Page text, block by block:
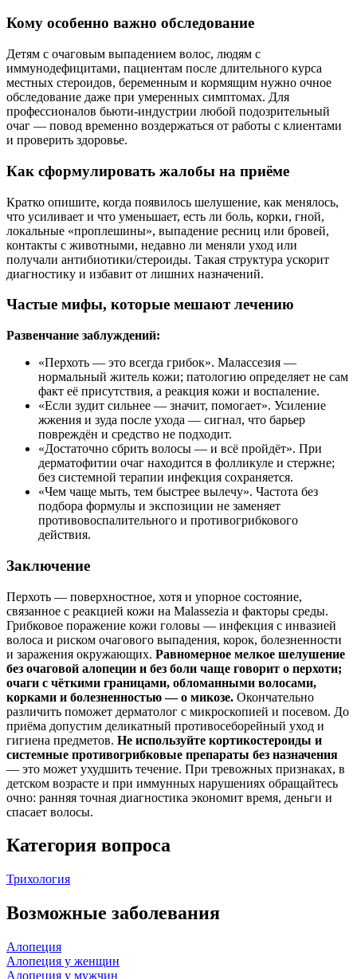
Кому особенно важно обследование
Детям с очаговым выпадением волос, людям с
иммунодефицитами, пациентам после длительного курса
местных стероидов, беременным и кормящим нужно очное
обследование даже при умеренных симптомах. Для
профессионалов бьюти-индустрии любой подозрительный
очаг — повод временно воздержаться от работы с клиентами
и проверить здоровье.
Как сформулировать жалобы на приёме
Кратко опишите, когда появилось шелушение, как менялось,
что усиливает и что уменьшает, есть ли боль, корки, гной,
локальные «проплешины», выпадение ресниц или бровей,
контакты с животными, недавно ли меняли уход или
получали антибиотики/стероиды. Такая структура ускорит
диагностику и избавит от лишних назначений.
Частые мифы, которые мешают лечению
Развенчание заблуждений:
«Перхоть — это всегда грибок». Малассезия —
нормальный житель кожи; патологию определяет не сам
факт её присутствия, а реакция кожи и воспаление.
«Если зудит сильнее — значит, помогает». Усиление
жжения и зуда после ухода — сигнал, что барьер
повреждён и средство не подходит.
«Достаточно сбрить волосы — и всё пройдёт». При
дерматофитии очаг находится в фолликуле и стержне;
без системной терапии инфекция сохраняется.
«Чем чаще мыть, тем быстрее вылечу». Частота без
подбора формулы и экспозиции не заменяет
противовоспалительного и противогрибкового
действия.
Заключение
Перхоть — поверхностное, хотя и упорное состояние,
связанное с реакцией кожи на Malassezia и факторы среды.
Грибковое поражение кожи головы — инфекция с инвазией
волоса и риском очагового выпадения, корок, болезненности
и заражения окружающих. Равномерное мелкое шелушение
без очаговой алопеции и без боли чаще говорит о перхоти;
очаги с чёткими границами, обломанными волосами,
корками и болезненностью — о микозе. Окончательно
различить поможет дерматолог с микроскопией и посевом. До
приёма допустим деликатный противосеборейный уход и
гигиена предметов. Не используйте кортикостероиды и
системные противогрибковые препараты без назначения
— это может ухудшить течение. При тревожных признаках, в
детском возрасте и при иммунных нарушениях обращайтесь
очно: ранняя точная диагностика экономит время, деньги и
спасает волосы.
Категория вопроса
Трихология
Возможные заболевания
Алопеция
Алопеция у женщин
Алопеция у мужчин